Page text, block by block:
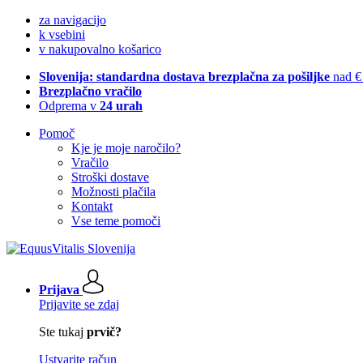
za navigacijo
k vsebini
v nakupovalno košarico
Slovenija: standardna dostava brezplačna za pošiljke nad
Brezplačno vračilo
Odprema v 24 urah
Pomoč
Kje je moje naročilo?
Vračilo
Stroški dostave
Možnosti plačila
Kontakt
Vse teme pomoči
Prijava
Prijavite se zdaj
Ste tukaj prvič?
Ustvarite račun